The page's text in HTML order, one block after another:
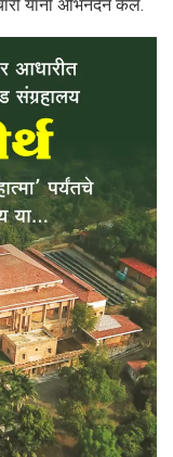
यांनी अभिनंदन केले.